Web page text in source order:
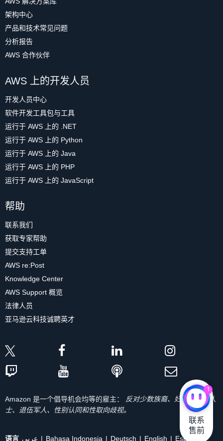
架构中心
产品和技术常见问题
分析报告
AWS 合作伙伴
AWS 上的开发人员
开发人员中心
软件开发工具包与工具
运行于 AWS 上的 .NET
运行于 AWS 上的 Python
运行于 AWS 上的 Java
运行于 AWS 上的 PHP
运行于 AWS 上的 JavaScript
帮助
联系我们
获取专家帮助
提交支持工单
AWS re:Post
Knowledge Center
AWS Support 概览
法律人员
亚马逊云科技诚聘英才
Amazon 是一个倡导机会均等的雇主：
反对少数族裔、妇女、残疾人
士、退伍军人、性别认同和性取向歧视。
语言 عربي Bahasa Indonesia Deutsch English Español
1
联系
售前